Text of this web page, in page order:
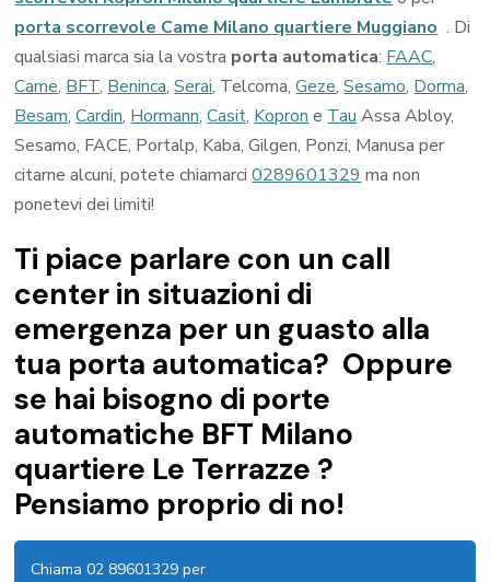
porta scorrevole Came Milano quartiere Muggiano . Di
qualsiasi marca sia la vostra porta automatica: FAAC,
Came, BFT, Beninca,Serai, Telcoma,Geze,Sesamo, Dorma,
Besam,Cardin, Hormann,Casit, Kopron e Tau Assa Abloy,
Sesamo, FACE, Portalp, Kaba, Gilgen, Ponzi, Manusa per
citarne alcuni, potete chiamarci0289601329 ma non
ponetevi dei limiti!
Ti piace parlare con un call
center in situazioni di
emergenza per un guasto alla
tua porta automatica? Oppure
se hai bisogno di porte
automatiche BFT Milano
quartiere Le Terrazze ?
Pensiamo proprio di no!
Chiama 02 89601329 per